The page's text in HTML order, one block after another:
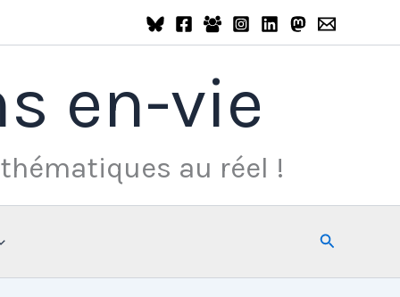
en-vie
au réel !
Rechercher